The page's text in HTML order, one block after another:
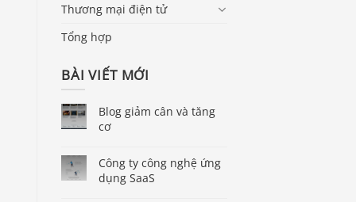
Thương mại điện tử
Tổng hợp
BÀI VIẾT MỚI
Blog giảm cân và tăng
cơ
Công ty công nghệ ứng
dụng SaaS